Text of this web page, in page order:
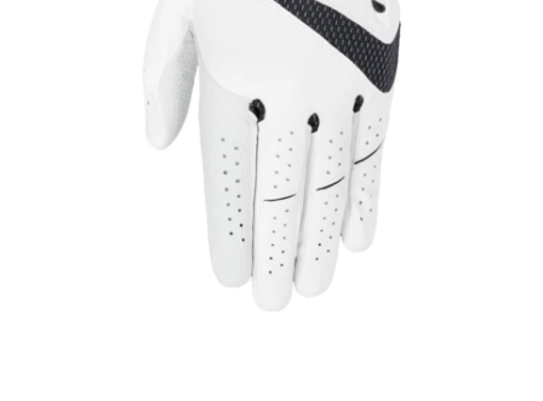
Handschuhe
Schuhe